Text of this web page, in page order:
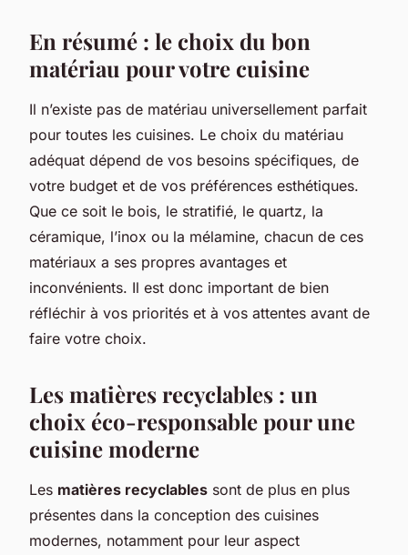
En résumé : le choix du bon
matériau pour votre cuisine
Il n’existe pas de matériau universellement parfait
pour toutes les cuisines. Le choix du matériau
adéquat dépend de vos besoins spécifiques, de
votre budget et de vos préférences esthétiques.
Que ce soit le bois, le stratifié, le quartz, la
céramique, l’inox ou la mélamine, chacun de ces
matériaux a ses propres avantages et
inconvénients. Il est donc important de bien
réfléchir à vos priorités et à vos attentes avant de
faire votre choix.
Les matières recyclables : un
choix éco-responsable pour une
cuisine moderne
Les matières recyclables sont de plus en plus
présentes dans la conception des cuisines
modernes, notamment pour leur aspect